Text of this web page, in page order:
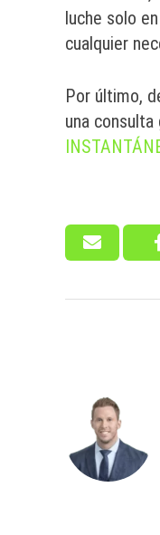
luche solo
cualquier
Por último,
una